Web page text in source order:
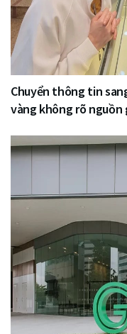
Chuyển thông tin
vàng không rõ nguồn